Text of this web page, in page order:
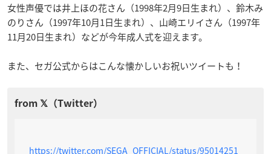
女性声優では井上ほの花さん（1998年2月9日生まれ）、鈴木み
のりさん（1997年10月1日生まれ）、山崎エリイさん（1997年
11月20日生まれ）などが今年成人式を迎えます。
また、セガ公式からはこんな懐かしいお祝いツイートも！
https://twitter.com/SEGA_OFFICIAL/status/95014251